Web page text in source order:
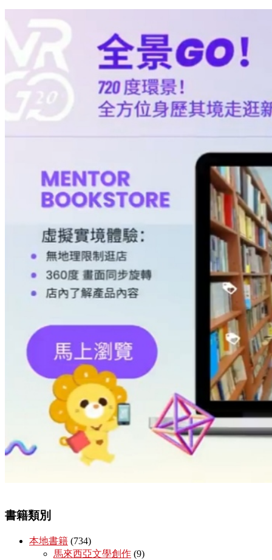
書籍類別
本地書籍 (734)
馬來西亞文學創作 (9)